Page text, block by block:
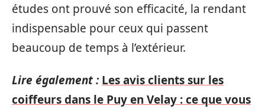
études ont prouvé son efficacité, la rendant
indispensable pour ceux qui passent
beaucoup de temps à l’extérieur.
Lire également : Les avis clients sur les
coiffeurs dans le Puy en Velay : ce que vous